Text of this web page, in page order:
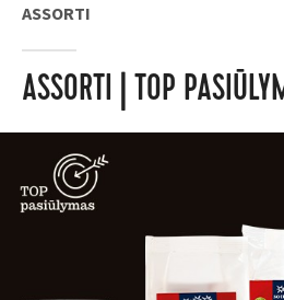
ASSORTI
ASSORTI | TOP